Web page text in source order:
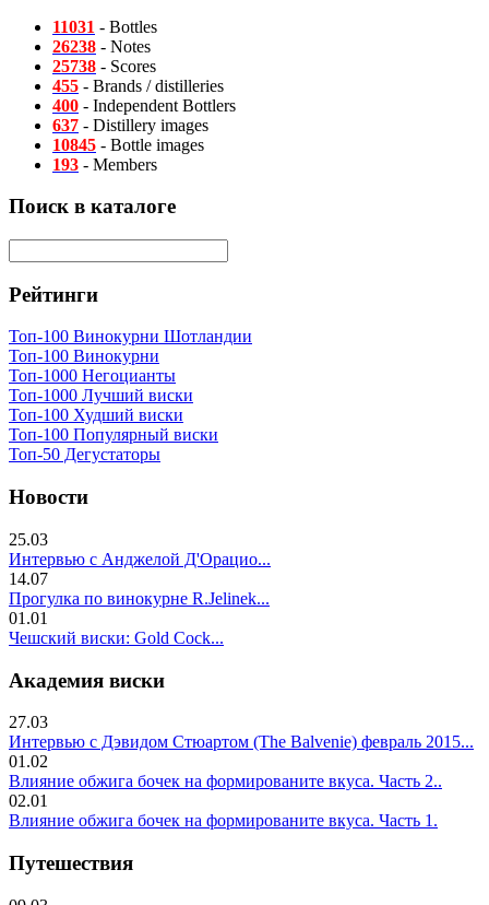
11031 - Bottles
26238 - Notes
25738 - Scores
455 - Brands / distilleries
400 - Independent Bottlers
637 - Distillery images
10845 - Bottle images
193 - Members
Поиск в каталоге
Рейтинги
Топ-100 Винокурни Шотландии
Топ-100 Винокурни
Топ-1000 Негоцианты
Топ-1000 Лучший виски
Топ-100 Худший виски
Топ-100 Популярный виски
Топ-50 Дегустаторы
Новости
25.03
Интервью с Анджелой Д'Орацио...
14.07
Прогулка по винокурне R.Jelinek...
01.01
Чешский виски: Gold Cock...
Академия виски
27.03
Интервью с Дэвидом Стюартом (The Balvenie) февраль 2015...
01.02
Влияние обжига бочек на формированите вкуса. Часть 2..
02.01
Влияние обжига бочек на формированите вкуса. Часть 1.
Путешествия